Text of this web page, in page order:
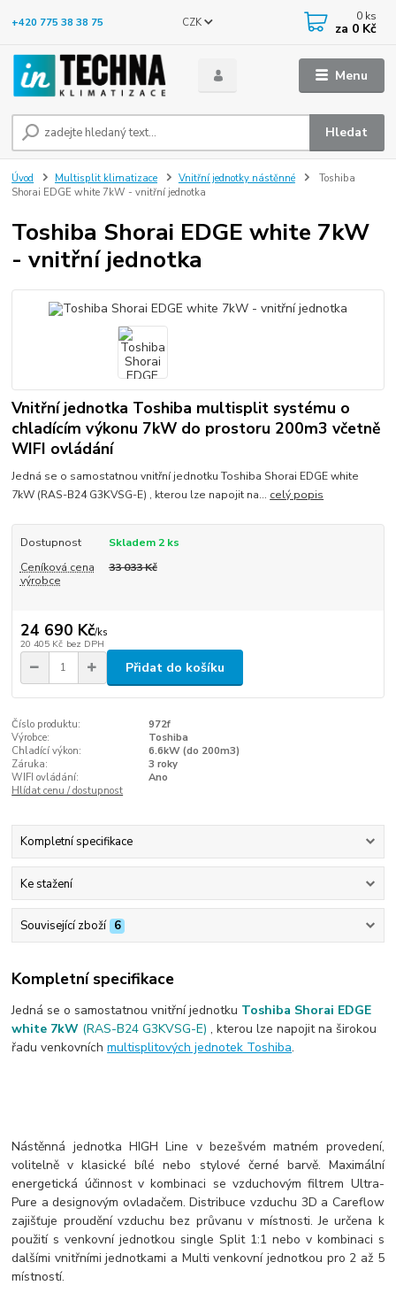
Menu
CZK
Hledat
+420 775 38 38 75 0 ks
za 0 Kč
Úvod Multisplit klimatizace Vnitřní jednotky nástěnné
Toshiba
Shorai EDGE white 7kW - vnitřní jednotka
Toshiba Shorai EDGE white 7kW
- vnitřní jednotka
Vnitřní jednotka Toshiba multisplit systému o
chladícím výkonu 7kW do prostoru 200m3 včetně
WIFI ovládání
Jedná se o samostatnou vnitřní jednotku Toshiba Shorai EDGE white
7kW (RAS-B24 G3KVSG-E) , kterou lze napojit na... celý popis
Dostupnost
Skladem 2 ks
Ceníková cena
výrobce
33 033 Kč
24 690 Kč/ks
20 405 Kč bez DPH
Přidat do košíku
Číslo produktu:
972f
Výrobce:
Toshiba
Chladící výkon:
6.6kW (do 200m3)
Záruka:
3 roky
WIFI ovládání:
Ano
Hlídat cenu / dostupnost
Kompletní specifikace
Ke stažení
Související zboží 6
Kompletní specifikace
Jedná se o samostatnou vnitřní jednotku Toshiba Shorai EDGE
white 7kW (RAS-B24 G3KVSG-E) , kterou lze napojit na širokou
řadu venkovníchmultisplitových jednotek Toshiba.
Nástěnná jednotka HIGH Line v bezešvém matném provedení,
volitelně v klasické bílé nebo stylové černé barvě. Maximální
energetická účinnost v kombinaci se vzduchovým filtrem Ultra-
Pure a designovým ovladačem. Distribuce vzduchu 3D a Careflow
zajišťuje proudění vzduchu bez průvanu v místnosti. Je určena k
použití s venkovní jednotkou single Split 1:1 nebo v kombinaci s
dalšími vnitřními jednotkami a Multi venkovní jednotkou pro 2 až 5
místností.